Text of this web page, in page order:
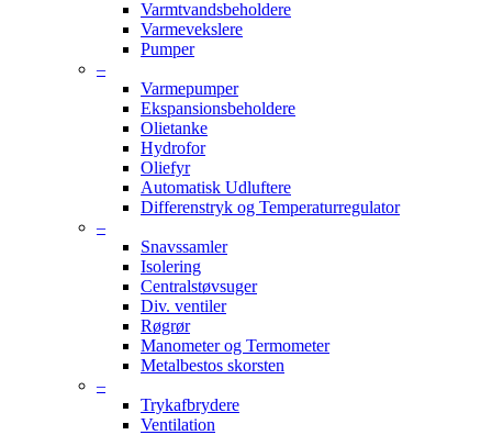
Varmtvandsbeholdere
Varmevekslere
Pumper
–
Varmepumper
Ekspansionsbeholdere
Olietanke
Hydrofor
Oliefyr
Automatisk Udluftere
Differenstryk og Temperaturregulator
–
Snavssamler
Isolering
Centralstøvsuger
Div. ventiler
Røgrør
Manometer og Termometer
Metalbestos skorsten
–
Trykafbrydere
Ventilation